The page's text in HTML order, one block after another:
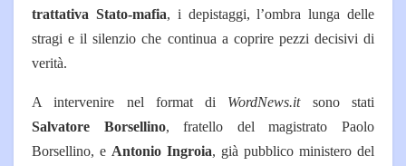
trattativa Stato-mafia, i depistaggi, l’ombra lunga delle
stragi e il silenzio che continua a coprire pezzi decisivi di
verità.
A intervenire nel format di WordNews.itsono stati
Salvatore Borsellino, fratello del magistrato Paolo
Borsellino, e Antonio Ingroia, già pubblico ministero del